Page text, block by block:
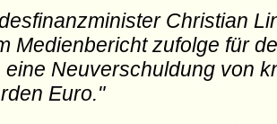
Christian
Medienbericht zufolge für
eine Neuverschuldung von
Euro."